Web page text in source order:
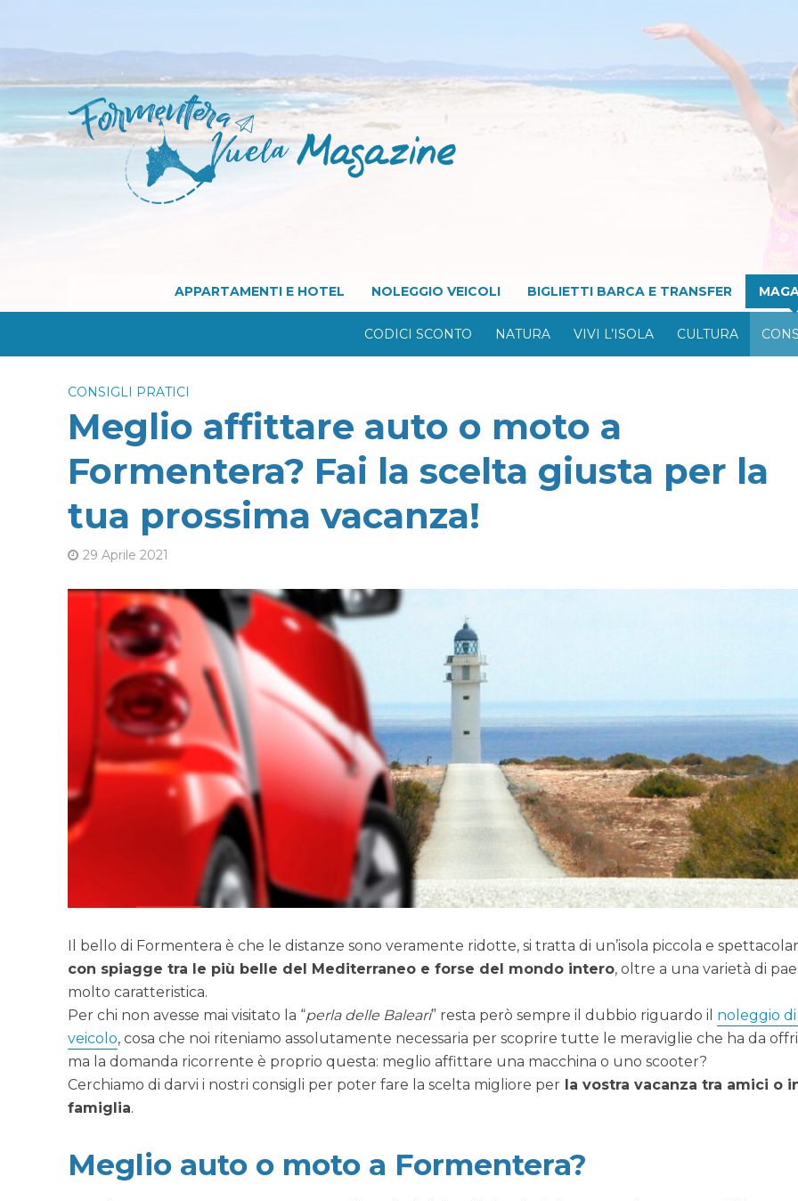
APPARTAMENTI E HOTEL NOLEGGIO VEICOLI BIGLIETTI BARCA E TRANSFER
CODICI SCONTO NATURA VIVI L’ISOLA CULTURA
CONSIGLI PRATICI
Meglio affittare auto o moto a
Formentera? Fai la scelta giusta per la
tua prossima vacanza!
29 Aprile 2021
Il bello di Formentera è che le distanze sono veramente ridotte, si tratta di un’isola piccola e
con spiagge tra le più belle del Mediterraneo e forse del mondo intero, oltre a una varietà di
molto caratteristica.
Per chi non avesse mai visitato la “perla delle Baleari” resta però sempre il dubbio riguardo il noleggio
veicolo, cosa che noi riteniamo assolutamente necessaria per scoprire tutte le meraviglie che ha da
ma la domanda ricorrente è proprio questa: meglio affittare una macchina o uno scooter?
Cerchiamo di darvi i nostri consigli per poter fare la scelta migliore per la vostra vacanza tra amici o
famiglia.
Meglio auto o moto a Formentera?